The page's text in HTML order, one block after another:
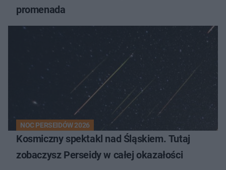
promenada
NOC PERSEIDÓW 2026
Kosmiczny spektakl nad Śląskiem. Tutaj
zobaczysz Perseidy w całej okazałości